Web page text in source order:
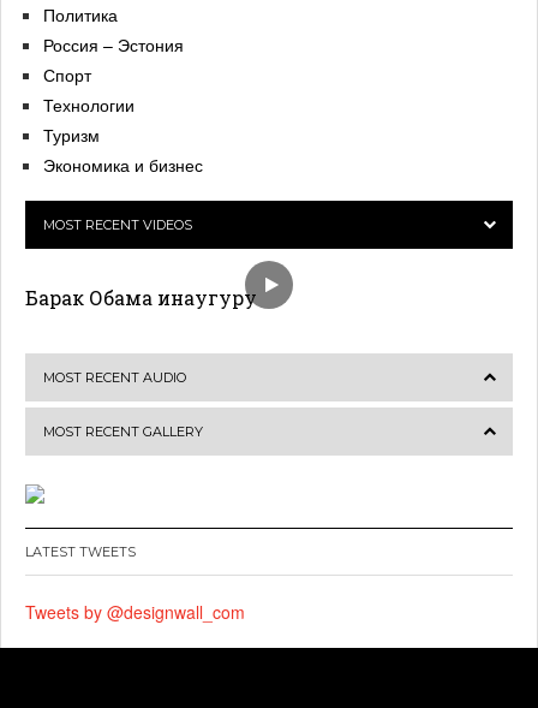
Политика
Россия – Эстония
Спорт
Технологии
Туризм
Экономика и бизнес
MOST RECENT VIDEOS
Барак Обама инаугуру
MOST RECENT AUDIO
MOST RECENT GALLERY
LATEST TWEETS
Tweets by @designwall_com